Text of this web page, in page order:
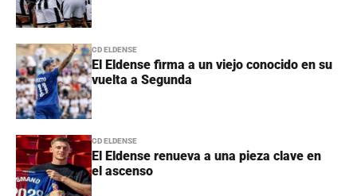
CD ELDENSE
El Eldense firma a un viejo conocido en su
vuelta a Segunda
CD ELDENSE
El Eldense renueva a una pieza clave en
el ascenso